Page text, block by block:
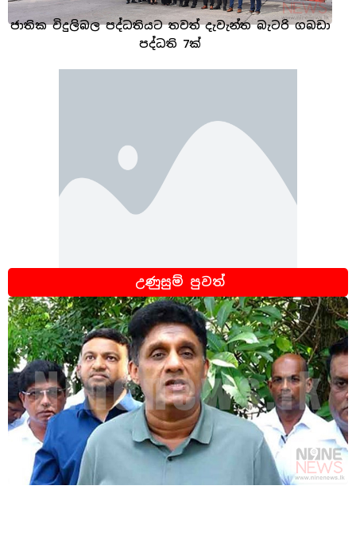
ජාතික විදුලිබල පද්ධතියට තවත් දැවැන්ත බැටරි ගබඩා
පද්ධති 7ක්
උණුසුම් පුවත්